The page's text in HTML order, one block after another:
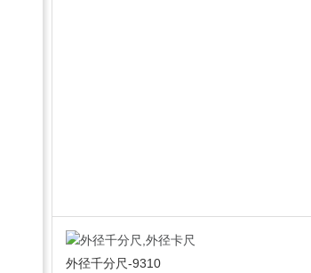
外径千分尺-9310